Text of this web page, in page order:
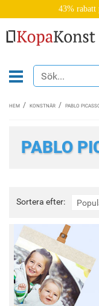
43% rabatt
HEM KONSTNÄR PABLO
PABLO
Sortera efter:
Sortera
efter: